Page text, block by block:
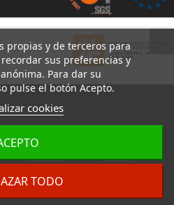
propias y de terceros para
sus preferencias y
Para dar su
pulse el botón Acepto.
cookies
TODO
POLÍTICA DE
PRIVACIDAD
COOKIES